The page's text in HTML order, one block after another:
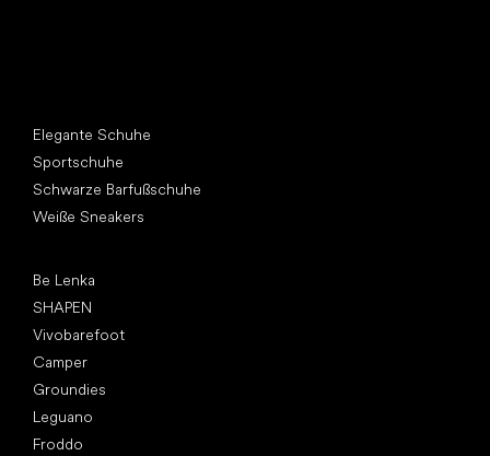
Elegante Schuhe
Sportschuhe
Schwarze Barfußschuhe
Weiße Sneakers
Be Lenka
SHAPEN
Vivobarefoot
Camper
Groundies
Leguano
Froddo